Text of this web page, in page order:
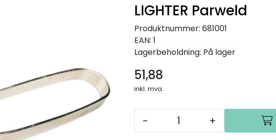
LIGHTER Parweld
Produktnummer: 681001
EAN: 1
Lagerbeholdning: På lager
51,88
inkl. mva.
- +